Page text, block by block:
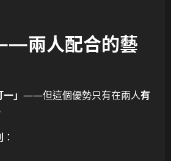
兩人配合的藝
一」 ——但這個優勢只有在兩人有
：